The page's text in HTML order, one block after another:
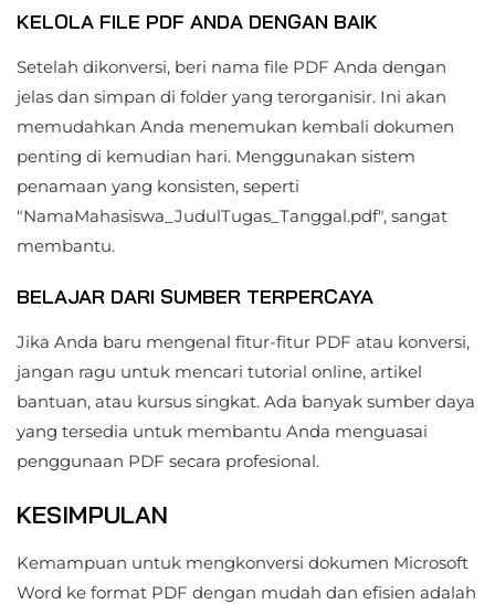
KELOLA FILE PDF ANDA DENGAN BAIK
Setelah dikonversi, beri nama file PDF Anda dengan
jelas dan simpan di folder yang terorganisir. Ini akan
memudahkan Anda menemukan kembali dokumen
penting di kemudian hari. Menggunakan sistem
penamaan yang konsisten, seperti
"NamaMahasiswa_JudulTugas_Tanggal.pdf", sangat
membantu.
BELAJAR DARI SUMBER TERPERCAYA
Jika Anda baru mengenal fitur-fitur PDF atau konversi,
jangan ragu untuk mencari tutorial online, artikel
bantuan, atau kursus singkat. Ada banyak sumber daya
yang tersedia untuk membantu Anda menguasai
penggunaan PDF secara profesional.
KESIMPULAN
Kemampuan untuk mengkonversi dokumen Microsoft
Word ke format PDF dengan mudah dan efisien adalah